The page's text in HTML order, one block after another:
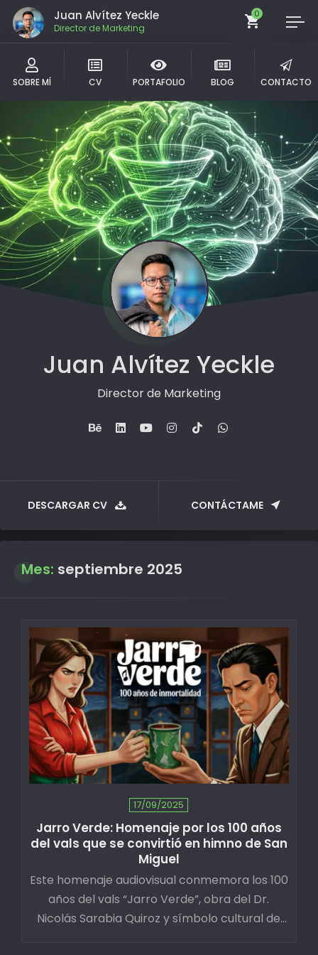
Juan Alvítez Yeckle
Director de Marketing
0
SOBRE MÍ CV PORTAFOLIO BLOG CONTACTO
Juan Alvítez Yeckle
Director de Marketing
DESCARGAR CV CONTÁCTAME
Mes: septiembre 2025
17/09/2025
Jarro Verde: Homenaje por los 100 años
del vals que se convirtió en himno de San
Miguel
Este homenaje audiovisual conmemora los 100
años del vals “Jarro Verde”, obra del Dr.
Nicolás Sarabia Quiroz y símbolo cultural de